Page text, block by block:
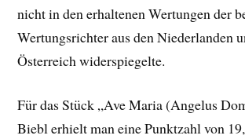
nicht in den erhaltenen Wertungen der
Wertungsrichter aus den Niederlanden
Österreich widerspiegelte.
Für das Stück „Ave Maria (Angelus
Biebl erhielt man eine Punktzahl von